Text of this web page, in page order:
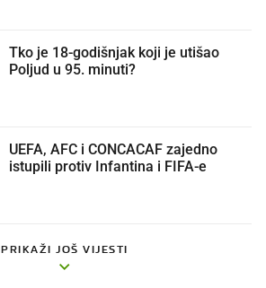
Tko je 18-godišnjak koji je utišao
Poljud u 95. minuti?
UEFA, AFC i CONCACAF zajedno
istupili protiv Infantina i FIFA-e
PRIKAŽI JOŠ VIJESTI